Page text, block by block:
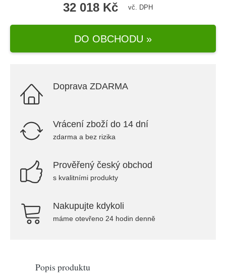
32 018 Kč vč. DPH
DO OBCHODU »
Doprava ZDARMA
Vrácení zboží do 14 dní
zdarma a bez rizika
Prověřený český obchod
s kvalitními produkty
Nakupujte kdykoli
máme otevřeno 24 hodin denně
Popis produktu